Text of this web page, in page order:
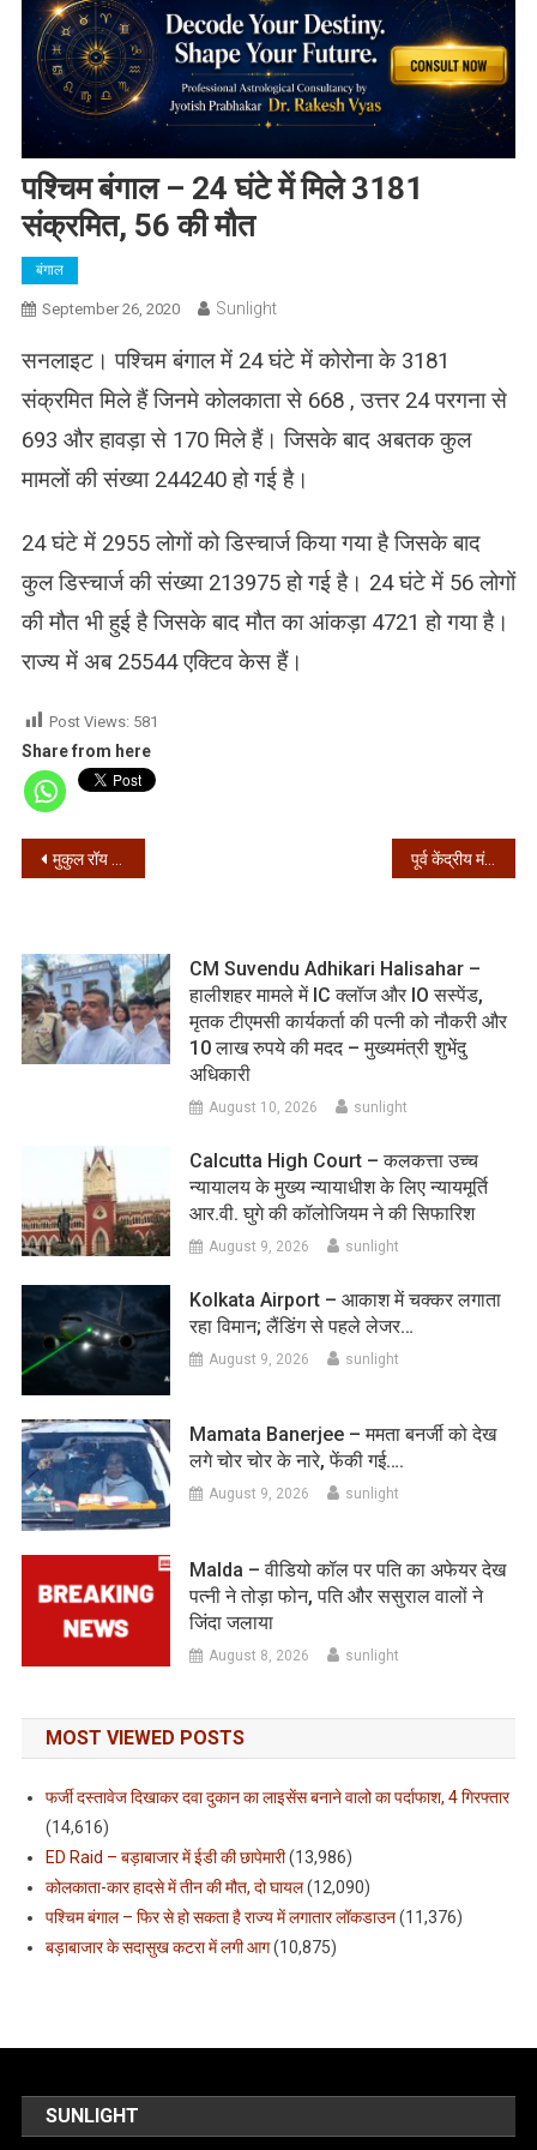
पश्चिम बंगाल – 24 घंटे में मिले 3181
संक्रमित, 56 की मौत
बंगाल
September 26, 2020 Sunlight
सनलाइट। पश्चिम बंगाल में 24 घंटे में कोरोना के 3181
संक्रमित मिले हैं जिनमे कोलकाता से 668 , उत्तर 24 परगना से
693 और हावड़ा से 170 मिले हैं। जिसके बाद अबतक कुल
मामलों की संख्या 244240 हो गई है।
24 घंटे में 2955 लोगों को डिस्चार्ज किया गया है जिसके बाद
कुल डिस्चार्ज की संख्या 213975 हो गई है। 24 घंटे में 56 लोगों
की मौत भी हुई है जिसके बाद मौत का आंकड़ा 4721 हो गया है।
राज्य में अब 25544 एक्टिव केस हैं।
Post Views: 581
Share from here
Post
मुकुल रॉय बने भाजपा के राष्ट्रीय उपाध्यक्ष, राजू बिष्ट राष्ट्रीय प्रवक्ता, अनुपम हाजरा राष्ट्रीय सचिव पूर्व केंद्रीय मंत्री जसवंत सिंह का निधन, प्रधानमंत्री ने जताया दुख
CM Suvendu Adhikari Halisahar –
हालीशहर मामले में IC क्लॉज और IO सस्पेंड,
मृतक टीएमसी कार्यकर्ता की पत्नी को नौकरी और
10 लाख रुपये की मदद – मुख्यमंत्री शुभेंदु
अधिकारी
August 10, 2026 sunlight
Calcutta High Court – कलकत्ता उच्च
न्यायालय के मुख्य न्यायाधीश के लिए न्यायमूर्ति
आर.वी. घुगे की कॉलोजियम ने की सिफारिश
August 9, 2026 sunlight
Kolkata Airport – आकाश में चक्कर लगाता
रहा विमान; लैंडिंग से पहले लेजर…
August 9, 2026 sunlight
Mamata Banerjee – ममता बनर्जी को देख
लगे चोर चोर के नारे, फेंकी गई….
August 9, 2026 sunlight
Malda – वीडियो कॉल पर पति का अफेयर देख
पत्नी ने तोड़ा फोन, पति और ससुराल वालों ने
जिंदा जलाया
August 8, 2026 sunlight
MOST VIEWED POSTS
फर्जी दस्तावेज दिखाकर दवा दुकान का लाइसेंस बनाने वालो का पर्दाफाश, 4 गिरफ्तार
(14,616)
ED Raid – बड़ाबाजार में ईडी की छापेमारी(13,986)
कोलकाता-कार हादसे में तीन की मौत, दो घायल(12,090)
पश्चिम बंगाल – फिर से हो सकता है राज्य में लगातार लॉकडाउन(11,376)
बड़ाबाजार के सदासुख कटरा में लगी आग(10,875)
SUNLIGHT